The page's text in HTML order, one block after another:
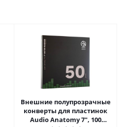
Внешние полупрозрачные
конверты для пластинок
Audio Anatomy 7", 100